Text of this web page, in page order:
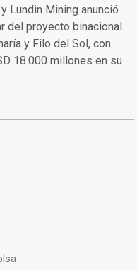
Lundin Mining anunció
del proyecto binacional
y Filo del Sol, con
18.000 millones en su